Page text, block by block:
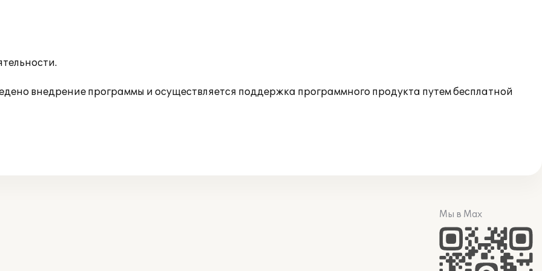
внедрение программы и осуществляется поддержка программного продукта путем бесплатной
Мы в Max